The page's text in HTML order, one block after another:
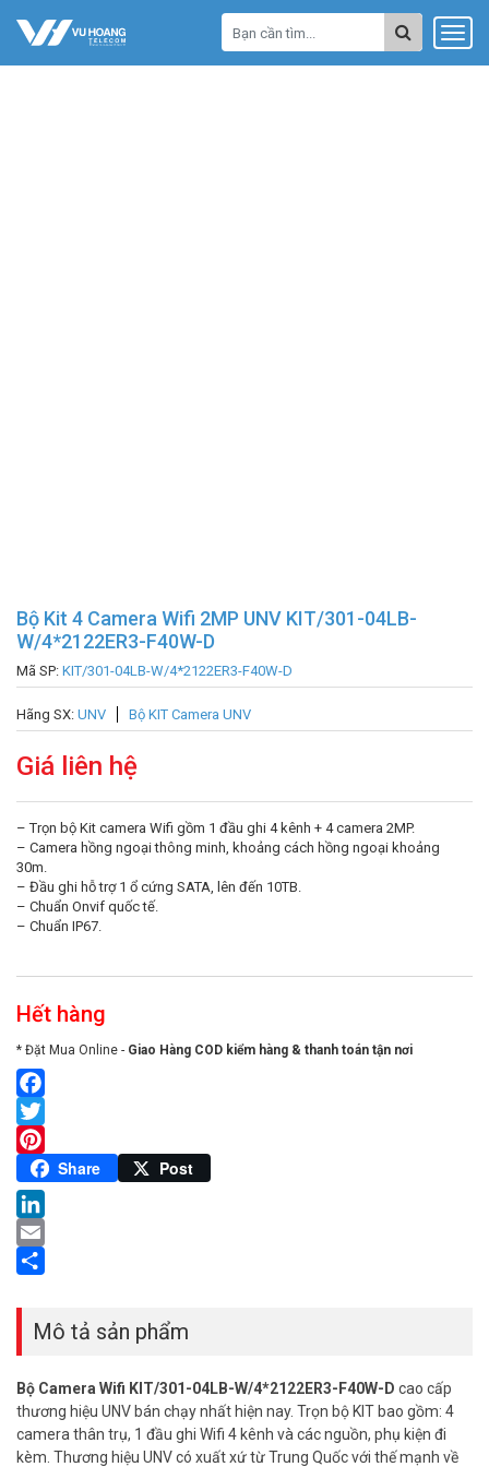
Bộ Kit 4 Camera Wifi 2MP UNV KIT/301-04LB-
W/4*2122ER3-F40W-D
Mã SP: KIT/301-04LB-W/4*2122ER3-F40W-D
Hãng SX: UNV Bộ KIT Camera UNV
Giá liên hệ
– Trọn bộ Kit camera Wifi gồm 1 đầu ghi 4 kênh + 4 camera 2MP.
– Camera hồng ngoại thông minh, khoảng cách hồng ngoại khoảng
30m.
– Đầu ghi hỗ trợ 1 ổ cứng SATA, lên đến 10TB.
– Chuẩn Onvif quốc tế.
– Chuẩn IP67.
Hết hàng
* Đặt Mua Online - Giao Hàng COD kiểm hàng & thanh toán tận nơi
Facebook
Twitter
Pinterest
Share Post
LinkedIn
Email
Mô tả sản phẩm
Bộ Camera Wifi KIT/301-04LB-W/4*2122ER3-F40W-D cao cấp
thương hiệu UNV bán chạy nhất hiện nay. Trọn bộ KIT bao gồm: 4
camera thân trụ, 1 đầu ghi Wifi 4 kênh và các nguồn, phụ kiện đi
kèm. Thương hiệu UNV có xuất xứ từ Trung Quốc với thế mạnh về